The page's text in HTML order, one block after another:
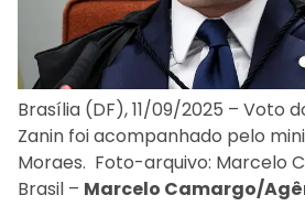
Brasília (DF), 11/09/2025 – Voto
Zanin foi acompanhado pelo
Moraes. Foto-arquivo: Marcelo
Brasil – Marcelo Camargo/